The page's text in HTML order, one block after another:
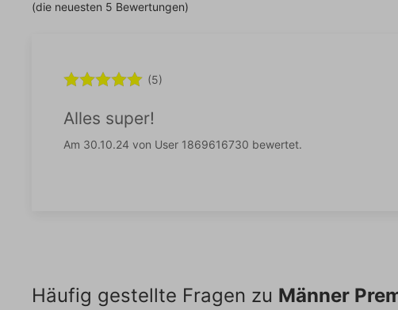
(die neuesten 5 Bewertungen)
(5)
Alles super!
Am 30.10.24 von User 1869616730 bewertet.
Häufig gestellte Fragen zu Männer